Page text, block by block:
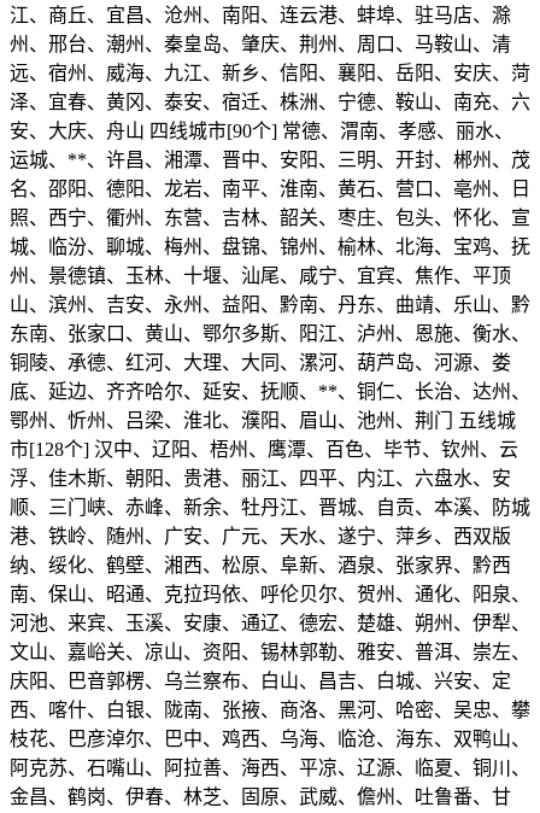
江、商丘、宜昌、沧州、南阳、连云港、蚌埠、驻马店、滁
州、邢台、潮州、秦皇岛、肇庆、荆州、周口、马鞍山、清
远、宿州、威海、九江、新乡、信阳、襄阳、岳阳、安庆、菏
泽、宜春、黄冈、泰安、宿迁、株洲、宁德、鞍山、南充、六
安、大庆、舟山 四线城市[90个] 常德、渭南、孝感、丽水、
运城、**、许昌、湘潭、晋中、安阳、三明、开封、郴州、茂
名、邵阳、德阳、龙岩、南平、淮南、黄石、营口、亳州、日
照、西宁、衢州、东营、吉林、韶关、枣庄、包头、怀化、宣
城、临汾、聊城、梅州、盘锦、锦州、榆林、北海、宝鸡、抚
州、景德镇、玉林、十堰、汕尾、咸宁、宜宾、焦作、平顶
山、滨州、吉安、永州、益阳、黔南、丹东、曲靖、乐山、黔
东南、张家口、黄山、鄂尔多斯、阳江、泸州、恩施、衡水、
铜陵、承德、红河、大理、大同、漯河、葫芦岛、河源、娄
底、延边、齐齐哈尔、延安、抚顺、**、铜仁、长治、达州、
鄂州、忻州、吕梁、淮北、濮阳、眉山、池州、荆门 五线城
市[128个] 汉中、辽阳、梧州、鹰潭、百色、毕节、钦州、云
浮、佳木斯、朝阳、贵港、丽江、四平、内江、六盘水、安
顺、三门峡、赤峰、新余、牡丹江、晋城、自贡、本溪、防城
港、铁岭、随州、广安、广元、天水、遂宁、萍乡、西双版
纳、绥化、鹤壁、湘西、松原、阜新、酒泉、张家界、黔西
南、保山、昭通、克拉玛依、呼伦贝尔、贺州、通化、阳泉、
河池、来宾、玉溪、安康、通辽、德宏、楚雄、朔州、伊犁、
文山、嘉峪关、凉山、资阳、锡林郭勒、雅安、普洱、崇左、
庆阳、巴音郭楞、乌兰察布、白山、昌吉、白城、兴安、定
西、喀什、白银、陇南、张掖、商洛、黑河、哈密、吴忠、攀
枝花、巴彦淖尔、巴中、鸡西、乌海、临沧、海东、双鸭山、
阿克苏、石嘴山、阿拉善、海西、平凉、辽源、临夏、铜川、
金昌、鹤岗、伊春、林芝、固原、武威、儋州、吐鲁番、甘